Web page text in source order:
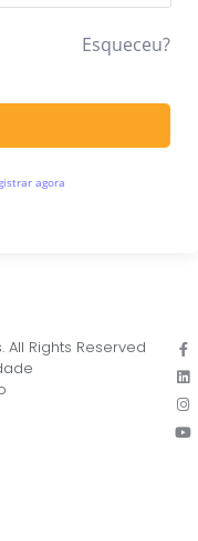
Esqueceu?
agora
Rights Reserved